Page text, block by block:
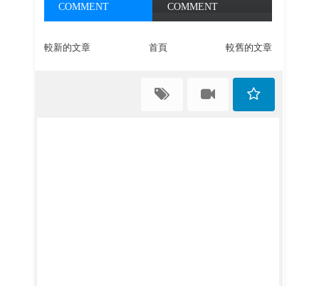
COMMENT
COMMENT
較新的文章 較舊的文章
首頁